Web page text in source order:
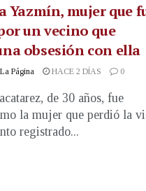
Yazmín, mujer que
un vecino que
obsesión con ella
Página HACE 2 DÍAS 0
de 30 años, fue
la mujer que perdió la
registrado...